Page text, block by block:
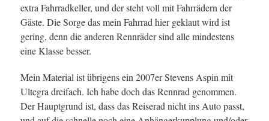
extra Fahrradkeller, und der steht voll mit Fahrrädern der
Gäste. Die Sorge das mein Fahrrad hier geklaut wird ist
gering, denn die anderen Rennräder sind alle mindestens
eine Klasse besser.
Mein Material ist übrigens ein 2007er Stevens Aspin mit
Ultegra dreifach. Ich habe doch das Rennrad genommen.
Der Hauptgrund ist, dass das Reiserad nicht ins Auto passt,